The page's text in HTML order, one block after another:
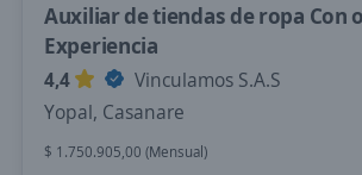
Auxiliar de tiendas de ropa Con
Experiencia
4,4
Vinculamos S.A.S
Yopal, Casanare
$ 1.750.905,00 (Mensual)